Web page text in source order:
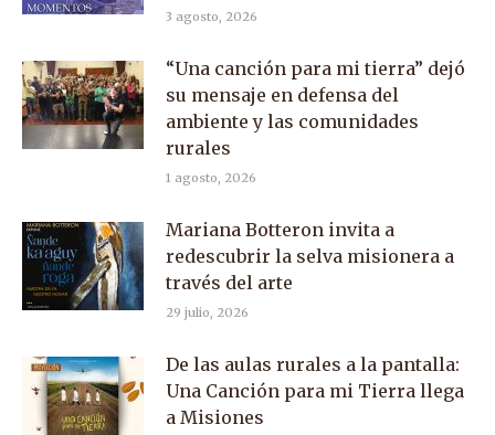
3 agosto, 2026
“Una canción para mi tierra” dejó
su mensaje en defensa del
ambiente y las comunidades
rurales
1 agosto, 2026
Mariana Botteron invita a
redescubrir la selva misionera a
través del arte
29 julio, 2026
De las aulas rurales a la pantalla:
Una Canción para mi Tierra llega
a Misiones